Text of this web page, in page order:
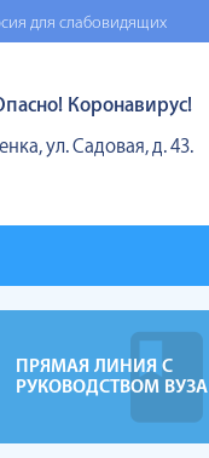
для слабовидящих
Коронавирус!
ул. Садовая, д. 43.
ПРЯМАЯ ЛИНИЯ С
РУКОВОДСТВОМ ВУЗА